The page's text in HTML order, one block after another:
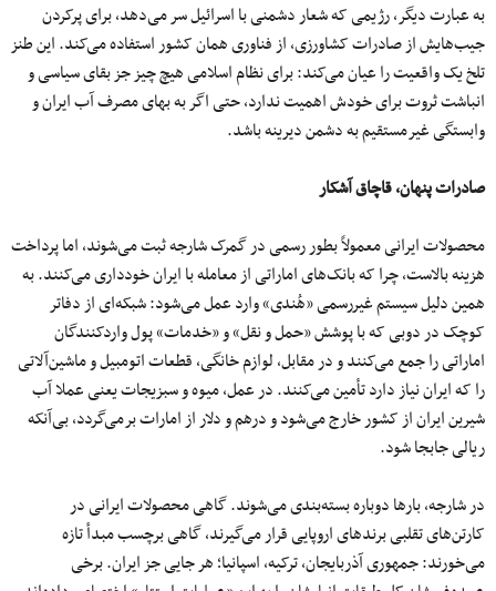
به عبارت دیگر، رژیمی که شعار دشمنی با اسرائیل سر می‌دهد، برای پرکردن
جیب‌هایش از صادرات کشاورزی، از فناوری همان کشور استفاده می‌کند. این طنز
تلخ یک واقعیت را عیان می‌کند: برای نظام اسلامی هیچ چیز جز بقای سیاسی و
انباشت ثروت برای خودش اهمیت ندارد، حتی اگر به بهای مصرف آب ایران و
وابستگی غیرمستقیم به دشمن دیرینه باشد.
صادرات پنهان، قاچاق آشکار
محصولات ایرانی معمولاً بطور رسمی در گمرک شارجه ثبت می‌شوند، اما پرداخت
هزینه بالاست، چرا که بانک‌های اماراتی از معامله با ایران خودداری می‌کنند. به
همین دلیل سیستم غیررسمی «هُندی» وارد عمل می‌شود: شبکه‌ای از دفاتر
کوچک در دوبی که با پوشش «حمل‌ و نقل» و «خدمات» پول واردکنندگان
اماراتی را جمع می‌کنند و در مقابل، لوازم خانگی، قطعات اتومبیل و ماشین‌آلاتی
را که ایران نیاز دارد تأمین می‌کنند. در عمل، میوه و سبزیجات یعنی عملا آب
شیرین ایران از کشور خارج می‌شود و درهم و دلار از امارات برمی‌گردد، بی‌آنکه
ریالی جابجا شود.
در شارجه، بارها دوباره بسته‌بندی می‌شوند. گاهی محصولات ایرانی در
کارتن‌های تقلبی برندهای اروپایی قرار می‌گیرند، گاهی برچسب مبدأ تازه
می‌خورند: جمهوری آذربایجان، ترکیه، اسپانیا؛ هر جایی جز ایران. برخی